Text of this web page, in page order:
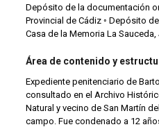
Depósito de la documentación
Provincial de Cádiz ◦ Depósito
Casa de la Memoria La
Área de contenido y
Expediente penitenciario de
consultado en el Archivo
Natural y vecino de San Martín
campo. Fue condenado a 12